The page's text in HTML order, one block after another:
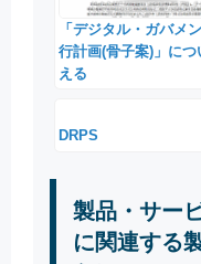
「デジタル・ガバメ
行計画(骨子案)」につ
える
DRPS
製品・サー
に関連する